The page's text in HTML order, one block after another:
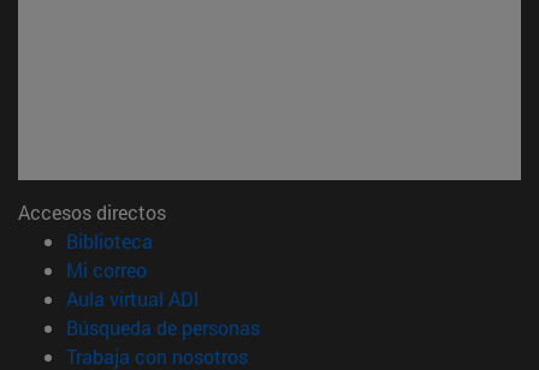
Accesos directos
Biblioteca
Mi correo(abre en nueva ventana)
Aula virtual ADI
Búsqueda de personas(abre en nueva ventana)
Trabaja con nosotros(abre en nueva ventana)